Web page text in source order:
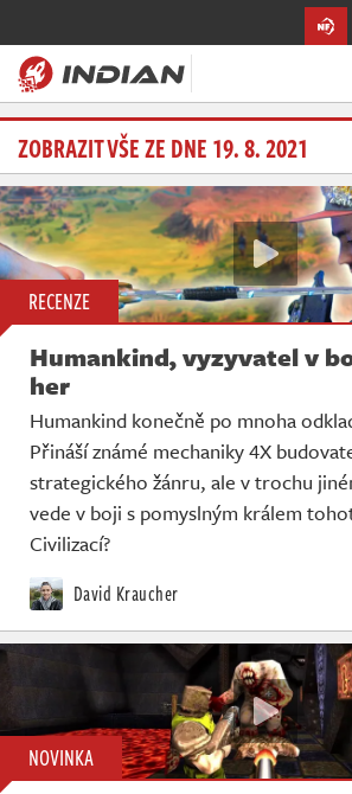
Magazín
Recenze
Videa
Soutěže
Databáze
Komunita
Redakce
Živě
ZOBRAZIT VŠE ZE DNE 19. 8. 2021
RECENZE
Humankind, vyzyvatel v
her
Humankind konečně po mnoha
Přináší známé mechaniky 4X
strategického žánru, ale v trochu
vede v boji s pomyslným králem
Civilizací?
David Kraucher
NOVINKA